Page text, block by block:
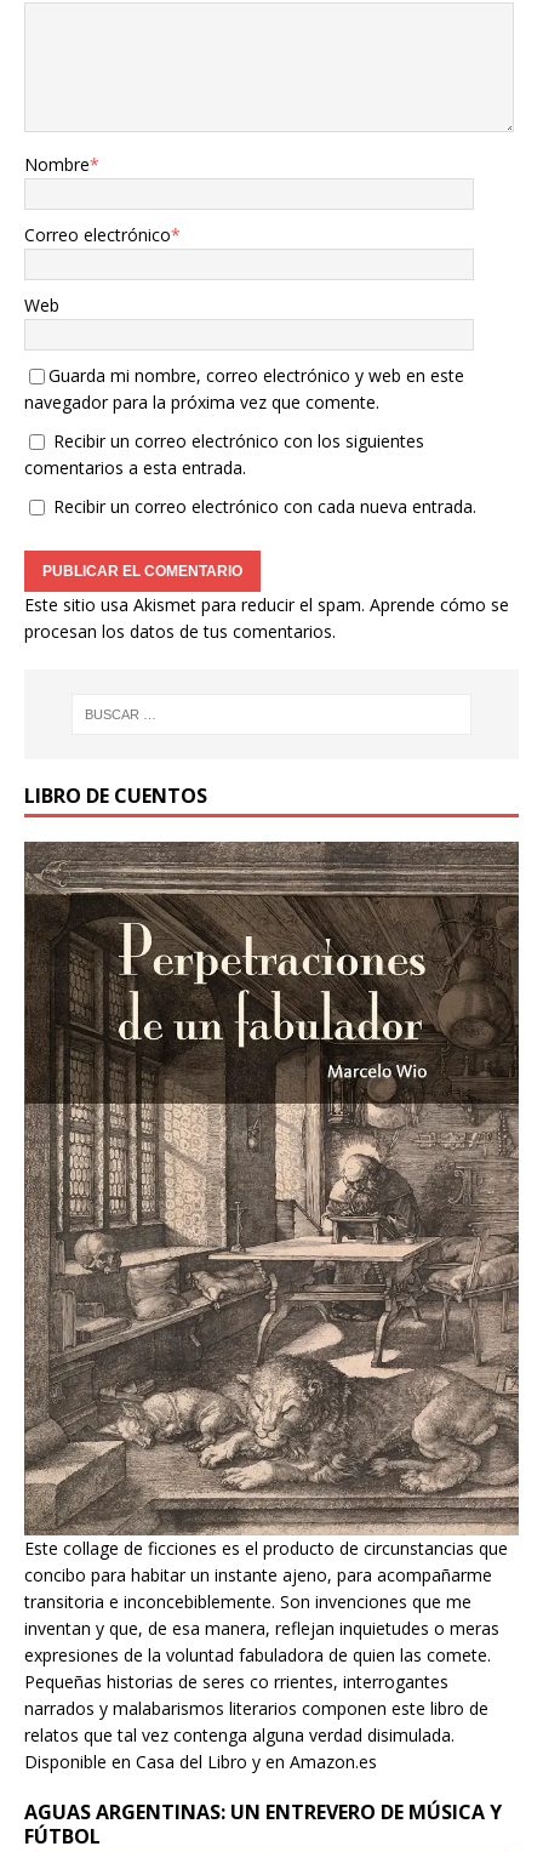
Nombre*
Correo electrónico*
Web
Guarda mi nombre, correo electrónico y web en este
navegador para la próxima vez que comente.
Recibir un correo electrónico con los siguientes
comentarios a esta entrada.
Recibir un correo electrónico con cada nueva entrada.
Este sitio usa Akismet para reducir el spam. Aprende cómo se
procesan los datos de tus comentarios.
LIBRO DE CUENTOS
Este collage de ficciones es el producto de circunstancias que
concibo para habitar un instante ajeno, para acompañarme
transitoria e inconcebiblemente. Son invenciones que me
inventan y que, de esa manera, reflejan inquietudes o meras
expresiones de la voluntad fabuladora de quien las comete.
Pequeñas historias de seres co rrientes, interrogantes
narrados y malabarismos literarios componen este libro de
relatos que tal vez contenga alguna verdad disimulada.
Disponible en Casa del Libro y en Amazon.es
AGUAS ARGENTINAS: UN ENTREVERO DE MÚSICA Y
FÚTBOL